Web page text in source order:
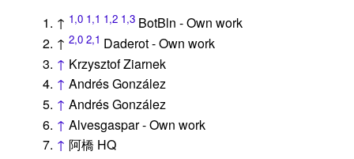
↑ 1,0 1,1 1,2 1,3 BotBln - Own work
↑2,0 2,1 Daderot - Own work
↑ Krzysztof Ziarnek
↑ Andrés González
↑ Andrés González
↑ Alvesgaspar - Own work
↑ 阿橋 HQ